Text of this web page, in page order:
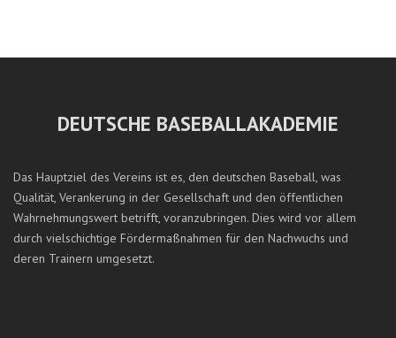
DEUTSCHE BASEBALLAKADEMIE
Das Hauptziel des Vereins ist es, den deutschen Baseball, was
Qualität, Verankerung in der Gesellschaft und den öffentlichen
Wahrnehmungswert betrifft, voranzubringen. Dies wird vor allem
durch vielschichtige Fördermaßnahmen für den Nachwuchs und
deren Trainern umgesetzt.